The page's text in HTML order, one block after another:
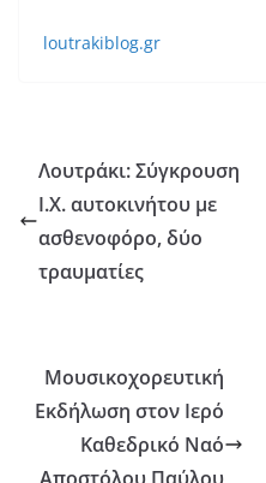
loutrakiblog.gr
Λουτράκι: Σύγκρουση
Ι.Χ. αυτοκινήτου με
ασθενοφόρο, δύο
τραυματίες
Μουσικοχορευτική
Εκδήλωση στον Ιερό
Καθεδρικό Ναό